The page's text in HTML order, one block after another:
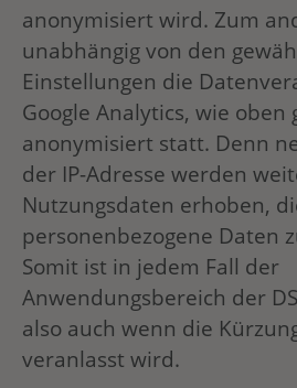
anonymisiert wird. Zum
unabhängig von den
Einstellungen die
Google Analytics, wie
anonymisiert statt. Denn
der IP-Adresse werden
Nutzungsdaten erhoben,
personenbezogene Daten
Somit ist in jedem Fall der
Anwendungsbereich der
also auch wenn die
veranlasst wird.